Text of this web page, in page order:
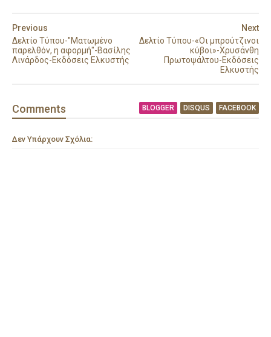
Next
Δελτίο Τύπου-«Οι μπρούτζινοι
κύβοι»-Χρυσάνθη
Πρωτοψάλτου-Εκδόσεις
Ελκυστής
Previous
Δελτίο Τύπου-"Ματωμένο
παρελθόν, η αφορμή"-Βασίλης
Λινάρδος-Εκδόσεις Ελκυστής
Comments BLOGGER DISQUS FACEBOOK
Δεν Υπάρχουν Σχόλια: